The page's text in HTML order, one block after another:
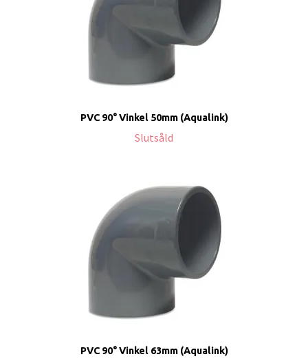
PVC 90° Vinkel 50mm (Aqualink)
Slutsåld
PVC 90° Vinkel 63mm (Aqualink)